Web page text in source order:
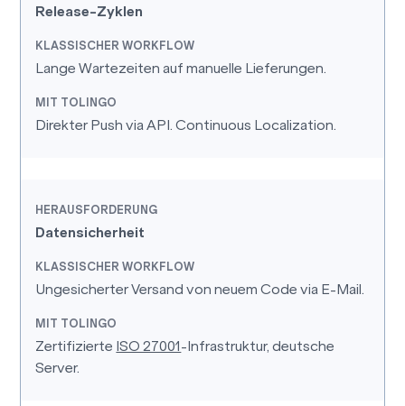
Release-Zyklen
Lange Wartezeiten auf manuelle Lieferungen.
Direkter Push via API. Continuous Localization.
Datensicherheit
Ungesicherter Versand von neuem Code via E-Mail.
Zertifizierte ISO 27001-Infrastruktur, deutsche
Server.